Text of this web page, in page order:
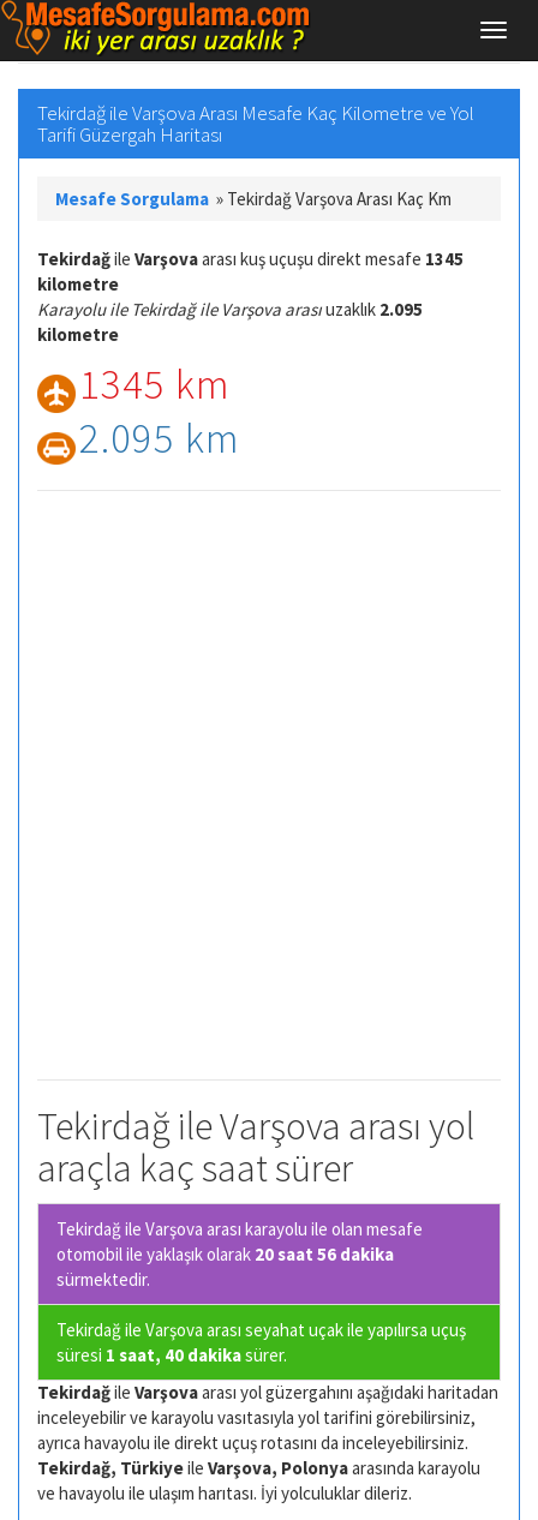
Tekirdağ ile Varşova Arası Mesafe Kaç Kilometre ve Yol
Tarifi Güzergah Haritası
Mesafe Sorgulama » Tekirdağ Varşova Arası Kaç Km
Tekirdağile Varşovaarası kuş uçuşu direkt mesafe 1345
kilometre
Karayolu ile Tekirdağ ile Varşova arasıuzaklık 2.095
kilometre
1345 km
2.095 km
Tekirdağ ile Varşova arası yol
araçla kaç saat sürer
Tekirdağ ile Varşova arası karayolu ile olan mesafe
otomobil ile yaklaşık olarak 20 saat 56 dakika
sürmektedir.
Tekirdağ ile Varşova arası seyahat uçak ile yapılırsa uçuş
süresi 1 saat, 40 dakikasürer.
Tekirdağile Varşovaarası yol güzergahını aşağıdaki haritadan
inceleyebilir ve karayolu vasıtasıyla yol tarifini görebilirsiniz,
ayrıca havayolu ile direkt uçuş rotasını da inceleyebilirsiniz.
Tekirdağ, Türkiyeile Varşova, Polonyaarasında karayolu
ve havayolu ile ulaşım harıtası. İyi yolculuklar dileriz.